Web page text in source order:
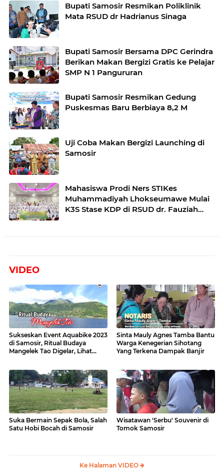
Bupati Samosir Resmikan Poliklinik
Mata RSUD dr Hadrianus Sinaga
Bupati Samosir Bersama DPC Gerindra
Berikan Makan Bergizi Gratis ke Pelajar
SMP N 1 Pangururan
Bupati Samosir Resmikan Gedung
Puskesmas Baru Berbiaya 8,2 M
Uji Coba Makan Bergizi Launching di
Samosir
Mahasiswa Prodi Ners STIKes
Muhammadiyah Lhokseumawe Mulai
K3S Stase KDP di RSUD dr. Fauziah
VIDEO
Sukseskan Event Aquabike 2023
di Samosir, Ritual Budaya
Mangelek Tao Digelar, Lihat
Sinta Mauly Agnes Tamba Bantu
Warga Kenegerian Sihotang
Yang Terkena Dampak Banjir
Suka Bermain Sepak Bola, Salah
Satu Hobi Bocah di Samosir
Wisatawan 'Serbu' Souvenir di
Tomok Samosir
Ke Halaman VIDEO